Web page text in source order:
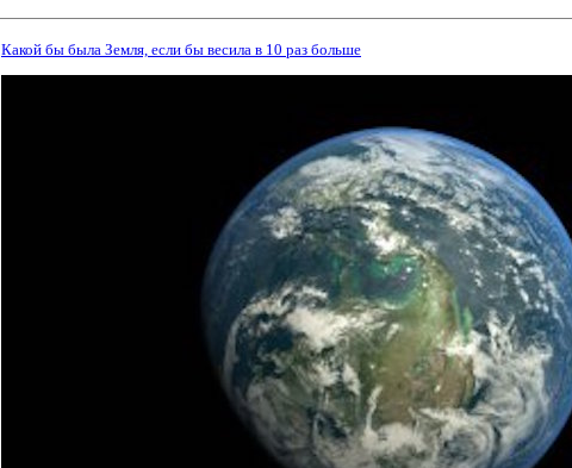
Какой бы была Земля, если бы весила в 10 раз больше